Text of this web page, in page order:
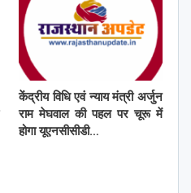
केंद्रीय विधि एवं न्याय मंत्री अर्जुन
राम मेघवाल की पहल पर चूरू में
होगा यूएनसीसीडी…